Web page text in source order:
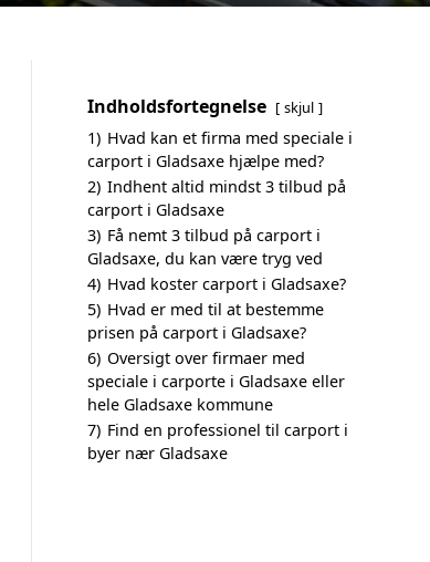
Indholdsfortegnelse skjul
1) Hvad kan et firma med speciale i
carport i Gladsaxe hjælpe med?
2) Indhent altid mindst 3 tilbud på
carport i Gladsaxe
3) Få nemt 3 tilbud på carport i
Gladsaxe, du kan være tryg ved
4) Hvad koster carport i Gladsaxe?
5) Hvad er med til at bestemme
prisen på carport i Gladsaxe?
6) Oversigt over firmaer med
speciale i carporte i Gladsaxe eller
hele Gladsaxe kommune
7) Find en professionel til carport i
byer nær Gladsaxe